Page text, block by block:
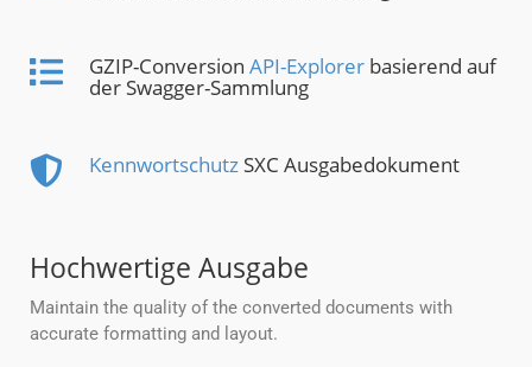
GZIP-Conversion API-Explorer basierend auf
der Swagger-Sammlung
Kennwortschutz SXC Ausgabedokument
Hochwertige Ausgabe
Maintain the quality of the converted documents with
accurate formatting and layout.